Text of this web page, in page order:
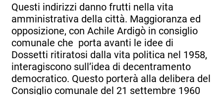
Questi indirizzi danno frutti nella vita
amministrativa della città. Maggioranza ed
opposizione, con Achile Ardigò in consiglio
comunale che porta avanti le idee di
Dossetti ritiratosi dalla vita politica nel 1958,
interagiscono sull’idea di decentramento
democratico. Questo porterà alla delibera del
Consiglio comunale del 21 settembre 1960